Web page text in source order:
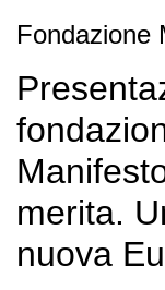
Fondazione
merita.
nuova